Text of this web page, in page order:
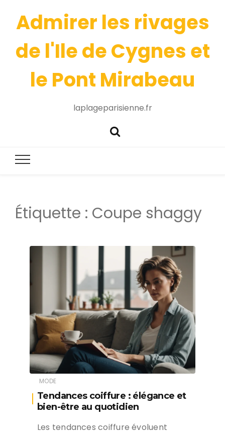
Admirer les rivages
de l'Ile de Cygnes et
le Pont Mirabeau
laplageparisienne.fr
Étiquette : Coupe shaggy
MODE
Tendances coiffure : élégance et
bien-être au quotidien
Les tendances coiffure évoluent